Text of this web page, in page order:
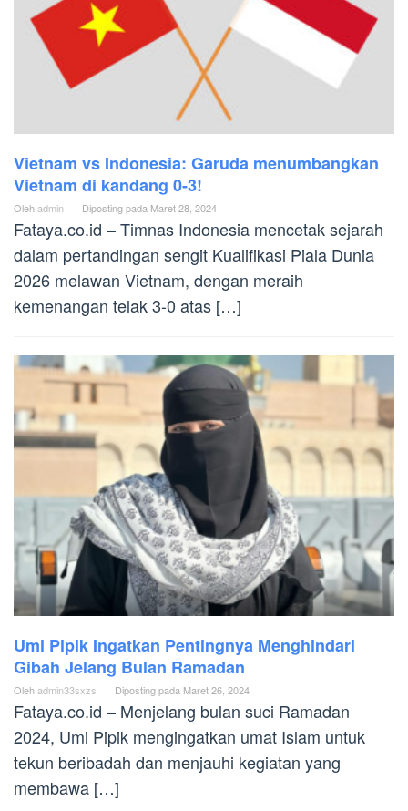
Vietnam vs Indonesia: Garuda menumbangkan
Vietnam di kandang 0-3!
Olehadmin Diposting pada Maret 28, 2024
Fataya.co.id – Timnas Indonesia mencetak sejarah
dalam pertandingan sengit Kualifikasi Piala Dunia
2026 melawan Vietnam, dengan meraih
kemenangan telak 3-0 atas […]
Umi Pipik Ingatkan Pentingnya Menghindari
Gibah Jelang Bulan Ramadan
Olehadmin33sxzs Diposting pada Maret 26, 2024
Fataya.co.id – Menjelang bulan suci Ramadan
2024, Umi Pipik mengingatkan umat Islam untuk
tekun beribadah dan menjauhi kegiatan yang
membawa […]